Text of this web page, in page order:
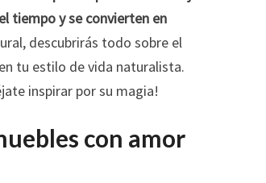
tiempo y se convierten en
descubrirás todo sobre el
tu estilo de vida naturalista.
inspirar por su magia!
con amor